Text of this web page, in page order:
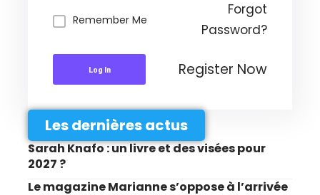
Remember Me
Forgot
Password?
Log In Register Now
Les dernières actus
Sarah Knafo : un livre et des visées pour
2027 ?
Le magazine Marianne s’oppose à l’arrivée